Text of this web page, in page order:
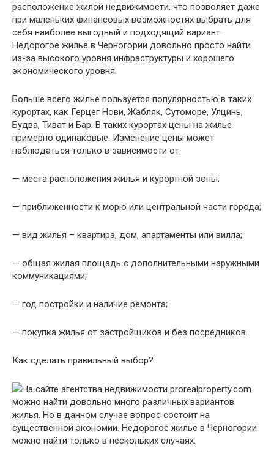
расположение жилой недвижимости, что позволяет даже
при маленьких финансовых возможностях выбрать для
себя наиболее выгодный и подходящий вариант.
Недорогое жилье в Черногории довольно просто найти
из-за высокого уровня инфраструктуры и хорошего
экономического уровня.
Больше всего жилье пользуется популярностью в таких
курортах, как Герцег Нови, Жабляк, Сутоморе, Улцинь,
Будва, Тиват и Бар. В таких курортах цены на жилье
примерно одинаковые. Изменение цены может
наблюдаться только в зависимости от:
— места расположения жилья и курортной зоны;
— приближенности к морю или центральной части города;
— вид жилья – квартира, дом, апартаменты или вилла;
— общая жилая площадь с дополнительными наружными
коммуникациями;
— год постройки и наличие ремонта;
— покупка жилья от застройщиков и без посредников.
Как сделать правильный выбор?
На сайте агентства недвижимости prorealproperty.com
можно найти довольно много различных вариантов
жилья. Но в данном случае вопрос состоит на
существенной экономии. Недорогое жилье в Черногории
можно найти только в нескольких случаях: